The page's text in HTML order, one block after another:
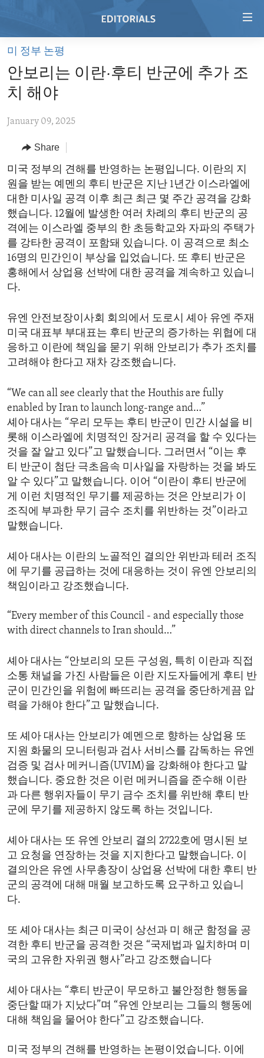
Skip
main
content
to
Navigation
Skip
Search
HOME
VIDEO
REGIONS
AFRICA
AMERICAS
ASIA
EUROPE
MIDDLE EAST
TOPICS
HUMAN RIGHTS
SECURITY AND DEFENSE
AID AND DEVELOPMENT
DEMOCRACY AND GOVERNANCE
ECONOMY AND TRADE
ENVIRONMENT AND HEALTH
ARCHIVE
ABOUT US
FOLLOW US
미 정부 논평
안보리는 이란·후티 반군에 추가 조
치 해야
January 09, 2025
Share
미국 정부의 견해를 반영하는 논평입니다. 이란의 지
원을 받는 예멘의 후티 반군은 지난 1년간 이스라엘에
대한 미사일 공격 이후 최근 최근 몇 주간 공격을 강화
했습니다. 12월에 발생한 여러 차례의 후티 반군의 공
격에는 이스라엘 중부의 한 초등학교와 자파의 주택가
를 강타한 공격이 포함돼 있습니다. 이 공격으로 최소
16명의 민간인이 부상을 입었습니다. 또 후티 반군은
홍해에서 상업용 선박에 대한 공격을 계속하고 있습니
다.
유엔 안전보장이사회 회의에서 도로시 셰아 유엔 주재
미국 대표부 부대표는 후티 반군의 증가하는 위협에 대
응하고 이란에 책임을 묻기 위해 안보리가 추가 조치를
고려해야 한다고 재차 강조했습니다.
“We can all see clearly that the Houthis are fully
enabled by Iran to launch long-range and…”
셰아 대사는 “우리 모두는 후티 반군이 민간 시설을 비
롯해 이스라엘에 치명적인 장거리 공격을 할 수 있다는
것을 잘 알고 있다”고 말했습니다. 그러면서 “이는 후
티 반군이 첨단 극초음속 미사일을 자랑하는 것을 봐도
알 수 있다”고 말했습니다. 이어 “이란이 후티 반군에
게 이런 치명적인 무기를 제공하는 것은 안보리가 이
조직에 부과한 무기 금수 조치를 위반하는 것”이라고
말했습니다.
셰아 대사는 이란의 노골적인 결의안 위반과 테러 조직
에 무기를 공급하는 것에 대응하는 것이 유엔 안보리의
책임이라고 강조했습니다.
“Every member of this Council - and especially those
with direct channels to Iran should…”
셰아 대사는 “안보리의 모든 구성원, 특히 이란과 직접
소통 채널을 가진 사람들은 이란 지도자들에게 후티 반
군이 민간인을 위험에 빠뜨리는 공격을 중단하게끔 압
력을 가해야 한다”고 말했습니다.
또 셰아 대사는 안보리가 예멘으로 향하는 상업용 또
지원 화물의 모니터링과 검사 서비스를 감독하는 유엔
검증 및 검사 메커니즘(UVIM)을 강화해야 한다고 말
했습니다. 중요한 것은 이런 메커니즘을 준수해 이란
과 다른 행위자들이 무기 금수 조치를 위반해 후티 반
군에 무기를 제공하지 않도록 하는 것입니다.
셰아 대사는 또 유엔 안보리 결의 2722호에 명시된 보
고 요청을 연장하는 것을 지지한다고 말했습니다. 이
결의안은 유엔 사무총장이 상업용 선박에 대한 후티 반
군의 공격에 대해 매월 보고하도록 요구하고 있습니
다.
또 셰아 대사는 최근 미국이 상선과 미 해군 함정을 공
격한 후티 반군을 공격한 것은 “국제법과 일치하며 미
국의 고유한 자위권 행사”라고 강조했습니다
셰아 대사는 “후티 반군이 무모하고 불안정한 행동을
중단할 때가 지났다”며 “유엔 안보리는 그들의 행동에
대해 책임을 물어야 한다”고 강조했습니다.
미국 정부의 견해를 반영하는 논평이었습니다. 이에